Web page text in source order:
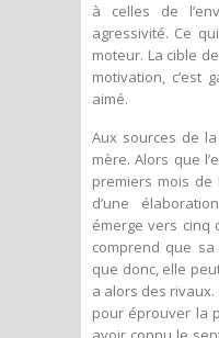
à celles de
agressivité. Ce
moteur. La cible
motivation, c’est
aimé.
Aux sources de
mère. Alors que
premiers mois
d’une
émerge vers cinq
comprend que
que donc, elle
a alors des
pour éprouver la